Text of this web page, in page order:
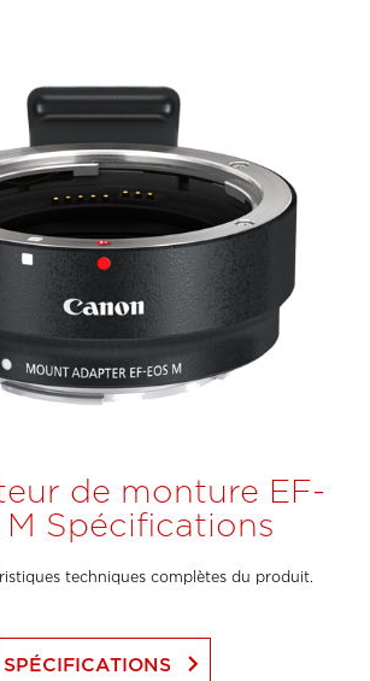
de monture EF-
M Spécifications
techniques complètes du produit.
SPÉCIFICATIONS keyboard_arrow_right